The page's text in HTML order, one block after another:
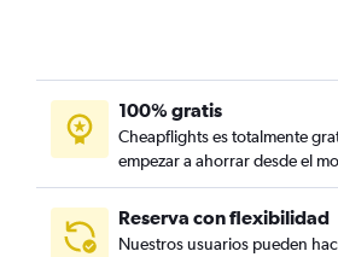
100% gratis
Cheapflights es totalmente
empezar a ahorrar desde el
Reserva con flexibilidad
Nuestros usuarios pueden